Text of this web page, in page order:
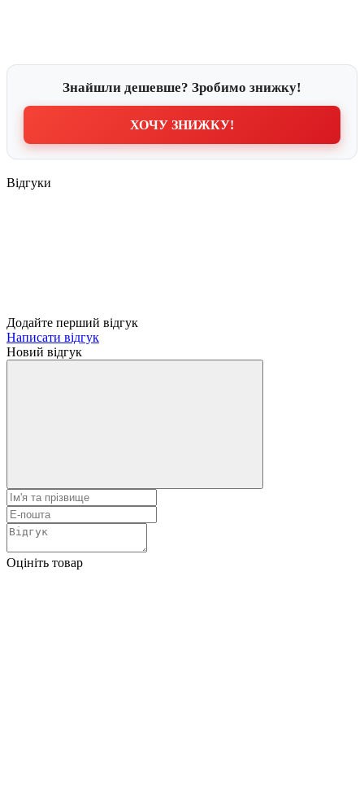
Знайшли дешевше? Зробимо знижку!
ХОЧУ ЗНИЖКУ!
Відгуки
Додайте перший відгук
Написати відгук
Новий відгук
Оцініть товар